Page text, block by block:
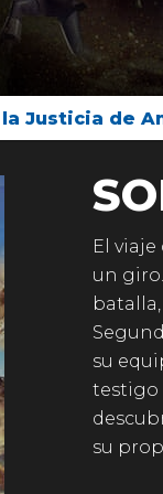
Justicia de
El
un
su
testigo
su